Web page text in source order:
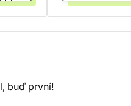
buď první!